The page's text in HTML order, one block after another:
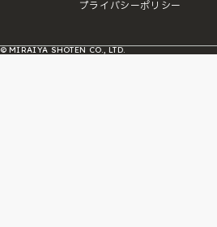
プライバシーポリシー
© MIRAIYA SHOTEN CO., LTD.